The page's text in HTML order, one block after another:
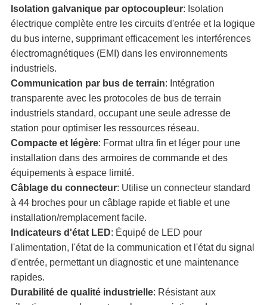
Isolation galvanique par optocoupleur: Isolation
électrique complète entre les circuits d'entrée et la logique
du bus interne, supprimant efficacement les interférences
électromagnétiques (EMI) dans les environnements
industriels.
Communication par bus de terrain: Intégration
transparente avec les protocoles de bus de terrain
industriels standard, occupant une seule adresse de
station pour optimiser les ressources réseau.
Compacte et légère: Format ultra fin et léger pour une
installation dans des armoires de commande et des
équipements à espace limité.
Câblage du connecteur: Utilise un connecteur standard
à 44 broches pour un câblage rapide et fiable et une
installation/remplacement facile.
Indicateurs d'état LED: Équipé de LED pour
l'alimentation, l'état de la communication et l'état du signal
d'entrée, permettant un diagnostic et une maintenance
rapides.
Durabilité de qualité industrielle: Résistant aux